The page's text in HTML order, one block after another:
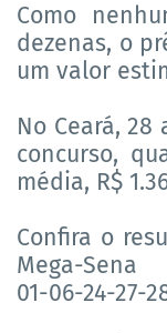
Como
dezenas, o
um valor
No Ceará,
concurso,
média, R$
Confira o
Mega-Sena
01-06-24-27-